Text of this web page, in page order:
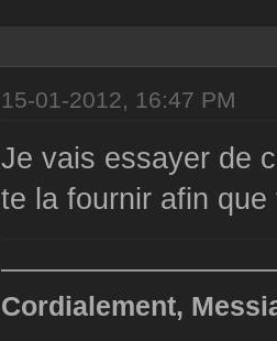
15-01-2012, 16:47 PM
Je vais essayer de
te la fournir afin
Cordialement,